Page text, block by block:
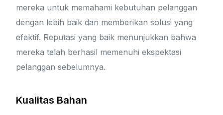
mereka untuk memahami kebutuhan pelanggan
dengan lebih baik dan memberikan solusi yang
efektif. Reputasi yang baik menunjukkan bahwa
mereka telah berhasil memenuhi ekspektasi
pelanggan sebelumnya.
Kualitas Bahan